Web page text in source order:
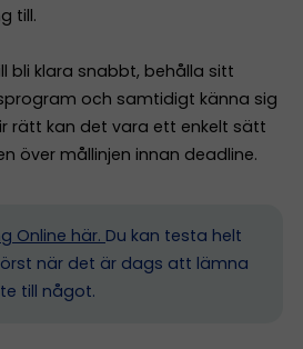
till.
bli klara snabbt, behålla sitt
och samtidigt känna sig
rätt kan det vara ett enkelt sätt
över mållinjen innan deadline.
Online här. Du kan testa helt
när det är dags att lämna
till något.